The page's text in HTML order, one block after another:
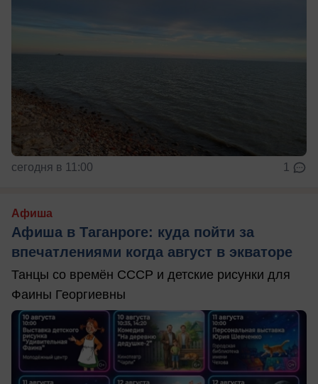
сегодня в 11:00 1
Афиша
Афиша в Таганроге: куда пойти за
впечатлениями когда август в экваторе
Танцы со времён СССР и детские рисунки для
Фаины Георгиевны